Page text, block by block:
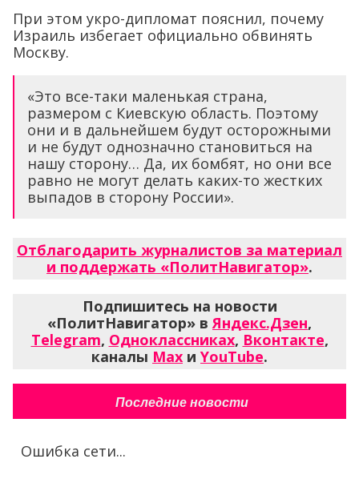
При этом укро-дипломат пояснил, почему
Израиль избегает официально обвинять
Москву.
«Это все-таки маленькая страна,
размером с Киевскую область. Поэтому
они и в дальнейшем будут осторожными
и не будут однозначно становиться на
нашу сторону… Да, их бомбят, но они все
равно не могут делать каких-то жестких
выпадов в сторону России».
Отблагодарить журналистов за материал
и поддержать «ПолитНавигатор».
Подпишитесь на новости
«ПолитНавигатор» вЯндекс.Дзен,
Telegram, Одноклассниках, Вконтакте,
каналы Max и YouTube.
Последние новости
Ошибка сети...